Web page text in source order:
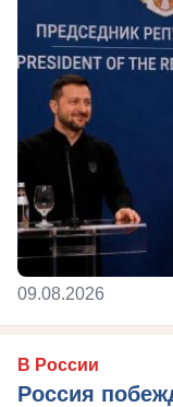
09.08.2026
В России
Россия